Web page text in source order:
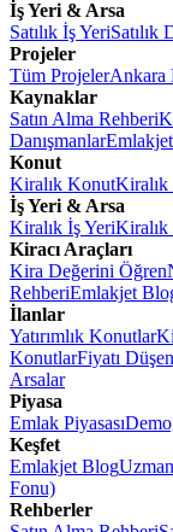
İş Yeri & Arsa
Satılık İş YeriSatılık
Projeler
Tüm ProjelerAnkara
Kaynaklar
Satın Alma Rehberi
Danışmanlar
Konut
Kiralık KonutKiralık
İş Yeri & Arsa
Kiralık İş Yeri
Kiracı Araçları
Kira Değerini Öğren
RehberiEmlakjet
İlanlar
Yatırımlık Konutlar
KonutlarFiyatı
Arsalar
Piyasa
Emlak Piyasası
Keşfet
Emlakjet Blog
Fonu)
Rehberler